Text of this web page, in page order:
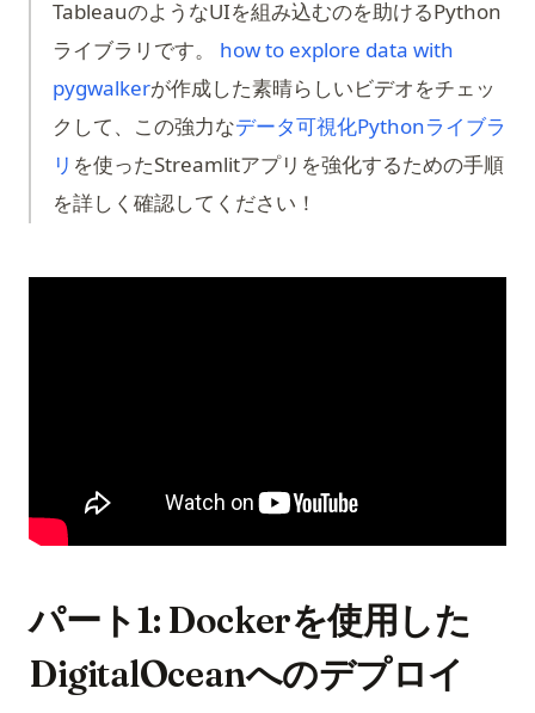
TableauのようなUIを組み込むのを助けるPython
ライブラリです。 how to explore data with
pygwalker(opens in a new tab)
が作成した素晴らしいビデオをチェッ
クして、この強力なデータ可視化Pythonライブラ
リ を使ったStreamlitアプリを強化するための手順
を詳しく確認してください！
パート1: Dockerを使用した
DigitalOceanへのデプロイ